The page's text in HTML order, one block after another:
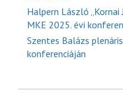
Halpern László
MKE 2025. évi
Szentes Balázs
konferenciáján